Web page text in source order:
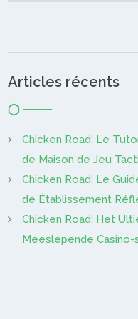
Articles récents
Chicken Road: Le
de Maison de Jeu
Chicken Road: Le
de Établissement
Chicken Road: Het
Meeslepende Casino-